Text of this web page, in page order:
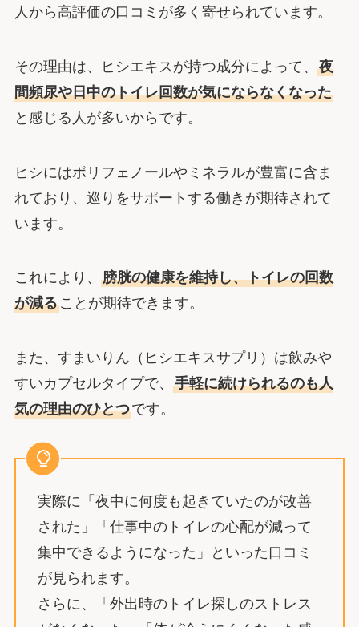
人から高評価の口コミが多く寄せられています。
その理由は、ヒシエキスが持つ成分によって、 夜
間頻尿や日中のトイレ回数が気にならなくなった
と感じる人が多いからです。
ヒシにはポリフェノールやミネラルが豊富に含ま
れており、巡りをサポートする働きが期待されて
います。
これにより、 膀胱の健康を維持し、トイレの回数
が減ることが期待できます。
また、すまいりん（ヒシエキスサプリ）は飲みや
すいカプセルタイプで、 手軽に続けられるのも人
気の理由のひとつです。
実際に「夜中に何度も起きていたのが改善
された」「仕事中のトイレの心配が減って
集中できるようになった」といった口コミ
が見られます。
さらに、「外出時のトイレ探しのストレス